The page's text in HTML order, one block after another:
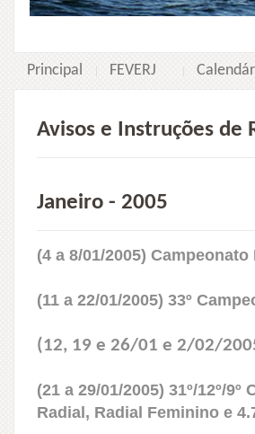
Principal FEVERJ
Avisos e Instruções de
Janeiro - 2005
(4 a 8/01/2005)
(11 a 22/01/2005) 33º
(12, 19 e 26/01 e 2/02/
(21 a 29/01/2005) 31º/12º/
Radial, Radial Feminino e